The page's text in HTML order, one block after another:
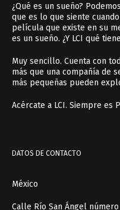
¿Qué es un sueño?
que es lo que siente
película que existe en su
es un sueño. ¿Y LCI qué
Muy sencillo. Cuenta con
más que una compañía de
más pequeñas pueden
Acércate a LCI. Siempre es
DATOS DE CONTACTO
México
Calle Río San Ángel